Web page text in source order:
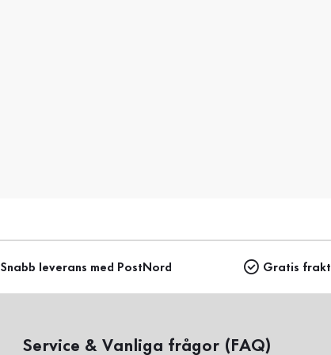
Snabb leverans med PostNord Gratis frakt
Service & Vanliga frågor (FAQ)